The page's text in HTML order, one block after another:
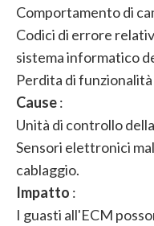
Comportamento di
Codici di errore
sistema informatico
Perdita di
Cause:
Unità di controllo
Sensori elettronici
cablaggio.
Impatto :
I guasti all'ECM